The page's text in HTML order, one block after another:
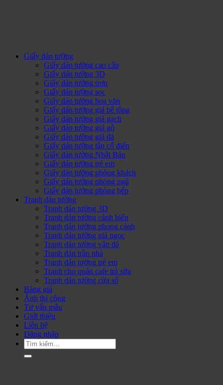
Giấy dán tường
Giấy dán tường cao cấp
Giấy dán tường 3D
Giấy dán tường trơn
Giấy dán tường sọc
Giấy dán tường hoa văn
Giấy dán tưởng giả bê tông
Giấy dán tường giả gạch
Giấy dán tường giả gỗ
Giấy dán tường giả đá
Giấy dán tường tân cổ điển
Giấy dán tường Nhật Bản
Giấy dán tường trẻ em
Giấy dán tường phòng khách
Giấy dán tường phòng ngủ
Giấy dán tường phòng bếp
Tranh dán tường
Tranh dán tường 3D
Tranh dán tường cảnh biển
Tranh dán tường phong cảnh
Tranh dán tường giả ngọc
Tranh dán tường vân đá
Tranh dán trần nhà
Tranh dán tường trẻ em
Tranh cho quán cafe trà sữa
Tranh dán tường cửa sổ
Bảng giá
Ảnh thi công
Tư vấn mẫu
Giới thiệu
Liên hệ
Đăng nhập
Tìm
kiếm: